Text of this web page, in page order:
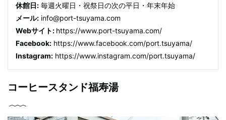
休館日: 毎週火曜日・祝祭日の次の平日・年末年始
メール: info@port-tsuyama.com
Webサイト: https://www.port-tsuyama.com/
Facebook: https://www.facebook.com/port.tsuyama/
Instagram: https://www.instagram.com/port.tsuyama/
コーヒースタンド福寿湯